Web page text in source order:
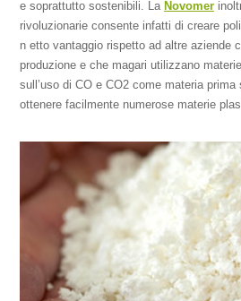
e soprattutto sostenibili. La Novomer
rivoluzionarie consente infatti di creare
n etto vantaggio rispetto ad altre aziende
produzione e che magari utilizzano
sull’uso di CO e CO2 come materia prima
ottenere facilmente numerose materie